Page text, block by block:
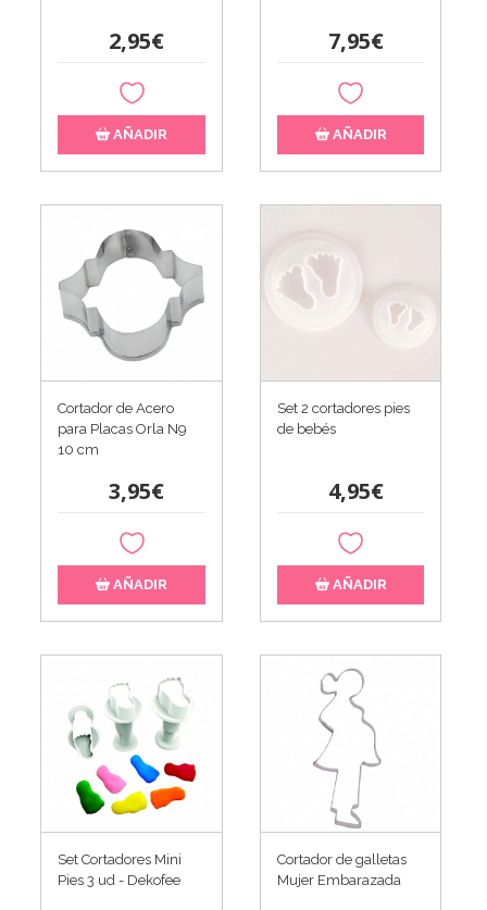
2,95€
AÑADIR
7,95€
AÑADIR
Cortador de Acero
para Placas Orla N9
10 cm
3,95€
AÑADIR
Set 2 cortadores pies
de bebés
4,95€
AÑADIR
Set Cortadores Mini
Pies 3 ud - Dekofee
Cortador de galletas
Mujer Embarazada